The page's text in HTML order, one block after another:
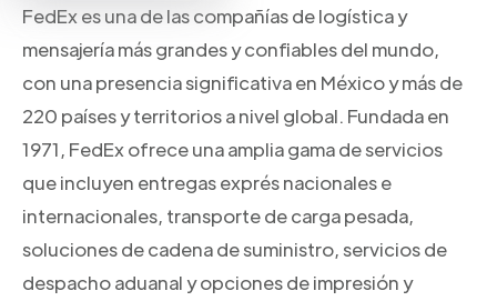
FedEx es una de las compañías de logística y
mensajería más grandes y confiables del mundo,
con una presencia significativa en México y más de
220 países y territorios a nivel global. Fundada en
1971, FedEx ofrece una amplia gama de servicios
que incluyen entregas exprés nacionales e
internacionales, transporte de carga pesada,
soluciones de cadena de suministro, servicios de
despacho aduanal y opciones de impresión y